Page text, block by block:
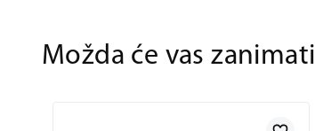
Možda će vas zanimati